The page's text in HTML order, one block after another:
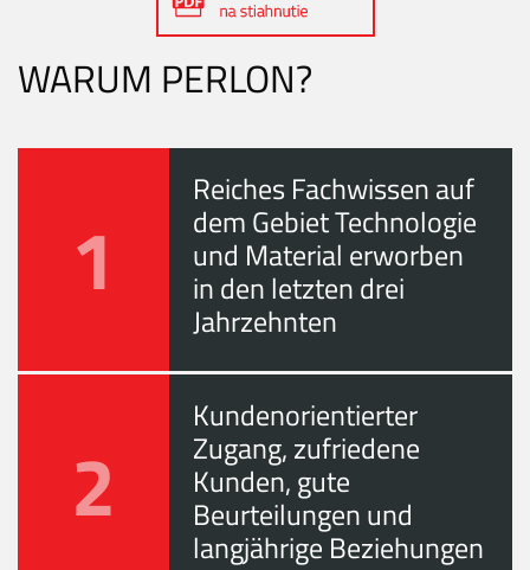
WARUM PERLON?
1
Reiches Fachwissen auf
dem Gebiet Technologie
und Material erworben
in den letzten drei
Jahrzehnten
2
Kundenorientierter
Zugang, zufriedene
Kunden, gute
Beurteilungen und
langjährige Beziehungen